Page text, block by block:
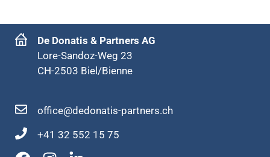
De Donatis & Partners AG
Lore-Sandoz-Weg 23
CH-2503 Biel/Bienne
office@dedonatis-partners.ch
+41 32 552 15 75